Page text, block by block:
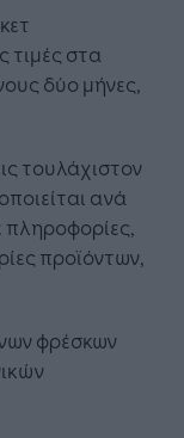
τιμές στα
δύο μήνες,
τουλάχιστον
ανά
προϊόντων,
φρέσκων